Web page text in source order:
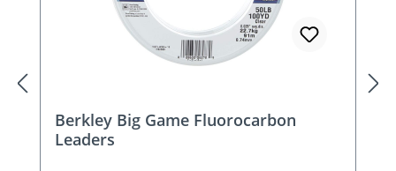
Berkley Big Game Fluorocarbon
Leaders